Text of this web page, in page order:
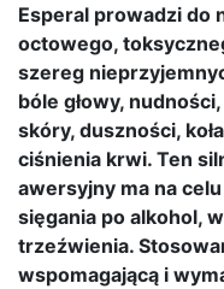
Esperal prowadzi do
octowego,
szereg
bóle głowy,
skóry, duszności,
ciśnienia krwi. Ten
awersyjny ma na
sięgania po alkohol,
trzeźwienia.
wspomagającą i